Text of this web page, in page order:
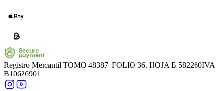
Registro Mercantil TOMO 48387. FOLIO 36. HOJA B 582260IVA
B10626901